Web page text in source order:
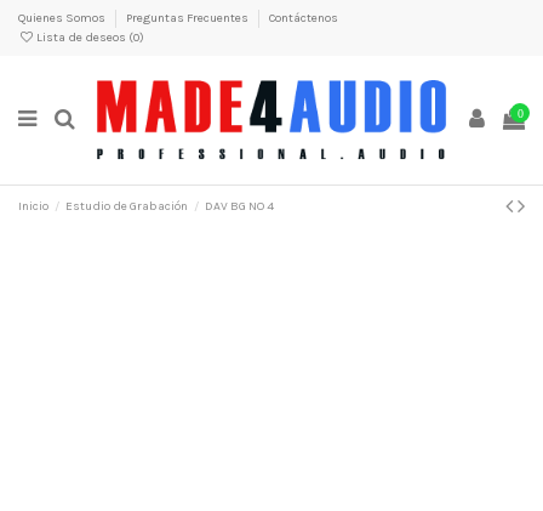
Quienes Somos Preguntas Frecuentes
Contáctenos
Lista de deseos (0)
0
Inicio Estudio de Grabación DAV BG NO 4